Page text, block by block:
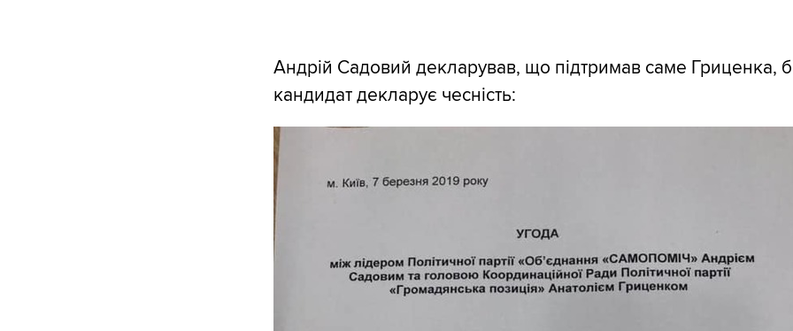
Андрій Садовий декларував, що підтримав саме Гриценка,
кандидат декларує чесність: